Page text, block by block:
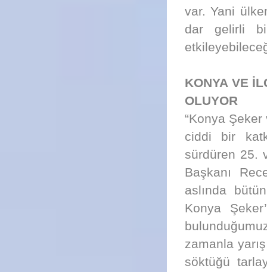
var. Yani
dar gelirli
KONYA VE
OLUYOR
“Konya
ciddi bir
sürdüren 25.
Başkanı
aslında
Konya
zamanla
söktüğü